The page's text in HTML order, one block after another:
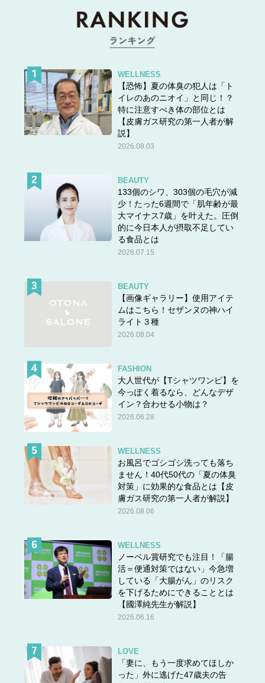
WELLNESS
【恐怖】夏の体臭の犯人は「ト
イレのあのニオイ」と同じ！？
特に注意すべき体の部位とは
【皮膚ガス研究の第一人者が解
説】
2026.08.03
BEAUTY
133個のシワ、303個の毛穴が減
少！たった6週間で「肌年齢が最
大マイナス7歳」を叶えた。圧倒
的に今日本人が摂取不足してい
る食品とは
2026.07.15
BEAUTY
【画像ギャラリー】使用アイテ
ムはこちら！セザンヌの神ハイ
ライト３種
2026.08.04
FASHION
大人世代が【Tシャツワンピ】を
今っぽく着るなら、どんなデザ
イン？合わせる小物は？
2026.06.28
WELLNESS
お風呂でゴシゴシ洗っても落ち
ません！40代50代の「夏の体臭
対策」に効果的な食品とは【皮
膚ガス研究の第一人者が解説】
2026.08.06
WELLNESS
ノーベル賞研究でも注目！「腸
活＝便通対策ではない」今急増
している「大腸がん」のリスク
を下げるためにできることとは
【國澤純先生が解説】
2026.06.16
LOVE
「妻に、もう一度求めてほしか
った」外に逃げた47歳夫の告